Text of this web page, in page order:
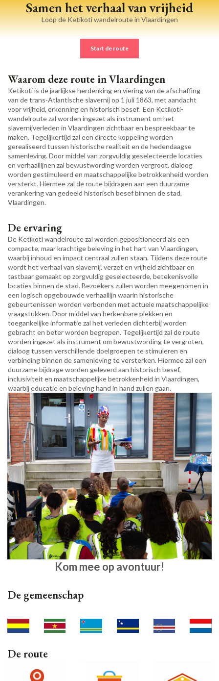
Samen het verhaal van vrijheid
Loop de Ketikoti wandelroute in Vlaardingen
Start de route
Waarom deze route in Vlaardingen
Ketikoti is de jaarlijkse herdenking en viering van de afschaffing
van de trans-Atlantische slavernij op 1 juli 1863, met aandacht
voor vrijheid, erkenning en historisch besef. Een Ketikoti-
wandelroute zal worden ingezet als instrument om het
slavernijverleden in Vlaardingen zichtbaar en bespreekbaar te
maken. Tegelijkertijd zal een directe koppeling worden
gerealiseerd tussen historische realiteit en de hedendaagse
samenleving. Door middel van zorgvuldig geselecteerde locaties
en verhaallijnen zal bewustwording worden vergroot, dialoog
worden gestimuleerd en maatschappelijke betrokkenheid worden
versterkt. Hiermee zal de route bijdragen aan een duurzame
verankering van gedeeld historisch besef binnen de stad,
Vlaardingen.
De ervaring
De Ketikoti wandelroute zal worden gepositioneerd als een
compacte, maar krachtige beleving in het hart van Vlaardingen,
waarbij inhoud en impact centraal zullen staan. Tijdens deze route
wordt het verhaal van slavernij, verzet en vrijheid zichtbaar en
tastbaar gemaakt op zorgvuldig geselecteerde, betekenisvolle
locaties binnen de stad. Bezoekers zullen worden meegenomen in
een logisch opgebouwde verhaallijn waarin historische
gebeurtenissen worden verbonden met actuele maatschappelijke
vraagstukken. Door middel van herkenbare plekken en
toegankelijke informatie zal het verleden dichterbij worden
gebracht en beter worden begrepen. Tegelijkertijd zal de route
worden ingezet als instrument om bewustwording te vergroten,
dialoog tussen verschillende doelgroepen te stimuleren en
verbinding binnen de samenleving te versterken. Hiermee zal een
duurzame bijdrage worden geleverd aan historisch besef,
inclusiviteit en maatschappelijke betrokkenheid in Vlaardingen,
waarbij educatie en beleving hand in hand zullen gaan.
Kom mee op avontuur!
De gemeenschap
De route